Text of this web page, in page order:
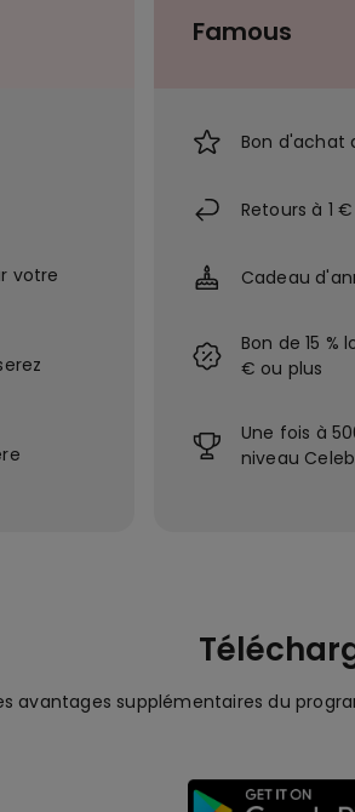
votre
Famous
Bon d'achat
Retours à 1 €
Cadeau
Bon de 15 %
€ ou plus
Une fois à
niveau
avantages supplémentaires du